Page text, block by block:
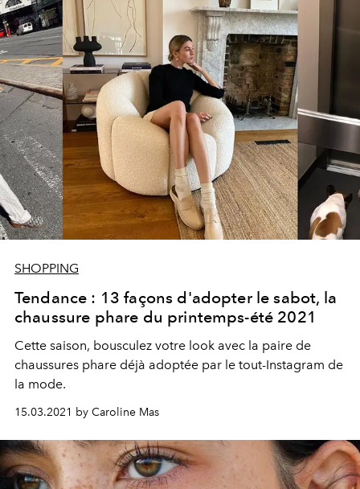
SHOPPING
Tendance : 13 façons d'adopter le sabot, la
chaussure phare du printemps-été 2021
Cette saison, bousculez votre look avec la paire de
chaussures phare déjà adoptée par le tout-Instagram de
la mode.
15.03.2021 by Caroline Mas